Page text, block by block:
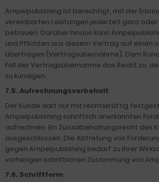
Ampelpublishing ist berechtigt, mit der
vereinbarten Leistungen jederzeit ganz
betrauen. Darüber hinaus kann
und Pflichten aus diesem Vertrag auf einen
übertragen (Vertragsübernahme). Dem
Fall der Vertragsübernahme das Recht zu,
zu kündigen.
7.5. Aufrechnungsvorbehalt
Der Kunde darf nur mit rechtskräftig
Ampelpublishing schriftlich anerkannten
aufrechnen. Ein Zurückbehaltungsrecht des
ausgeschlossen. Die Abtretung von
gegen Ampelpublishing bedarf zu ihrer
vorherigen schriftlichen Zustimmung von
7.6. Schriftform